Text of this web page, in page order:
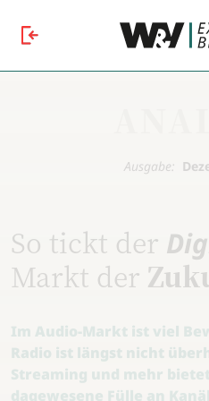
Ausgabe:
So tickt der
Markt der
Im Audio-Markt ist viel
Radio ist längst nicht
Streaming und mehr
dagewesene Fülle an